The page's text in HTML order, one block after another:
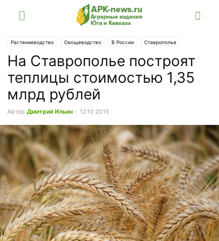
Растениеводство Овощеводство В России Ставрополье
На Ставрополье построят
теплицы стоимостью 1,35
млрд рублей
Автор Дмитрий Ильин - 12.10.2015